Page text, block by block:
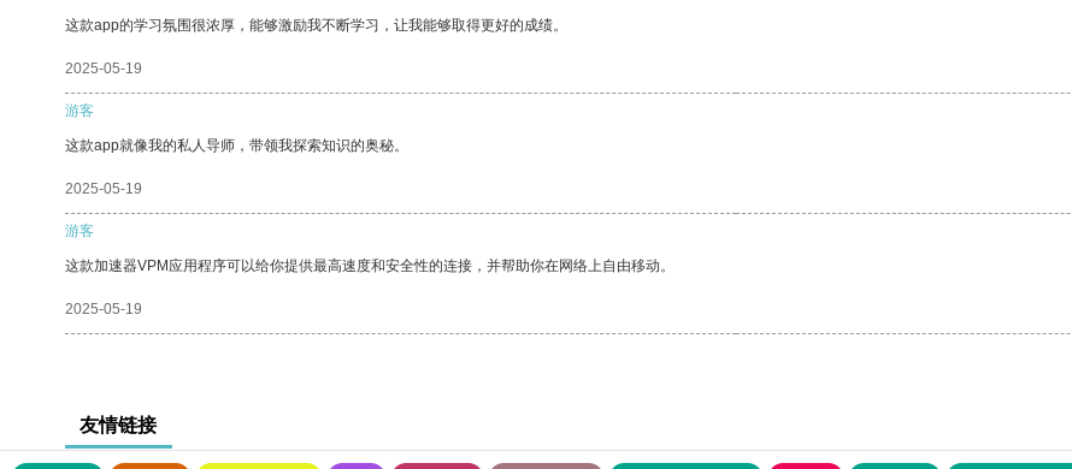
这款app的学习氛围很浓厚，能够激励我不断学习，让我能够取得更好的成绩。
2025-05-19
游客
这款app就像我的私人导师，带领我探索知识的奥秘。
2025-05-19
游客
这款加速器VPM应用程序可以给你提供最高速度和安全性的连接，并帮助你在网络上自由移动。
2025-05-19
友情链接